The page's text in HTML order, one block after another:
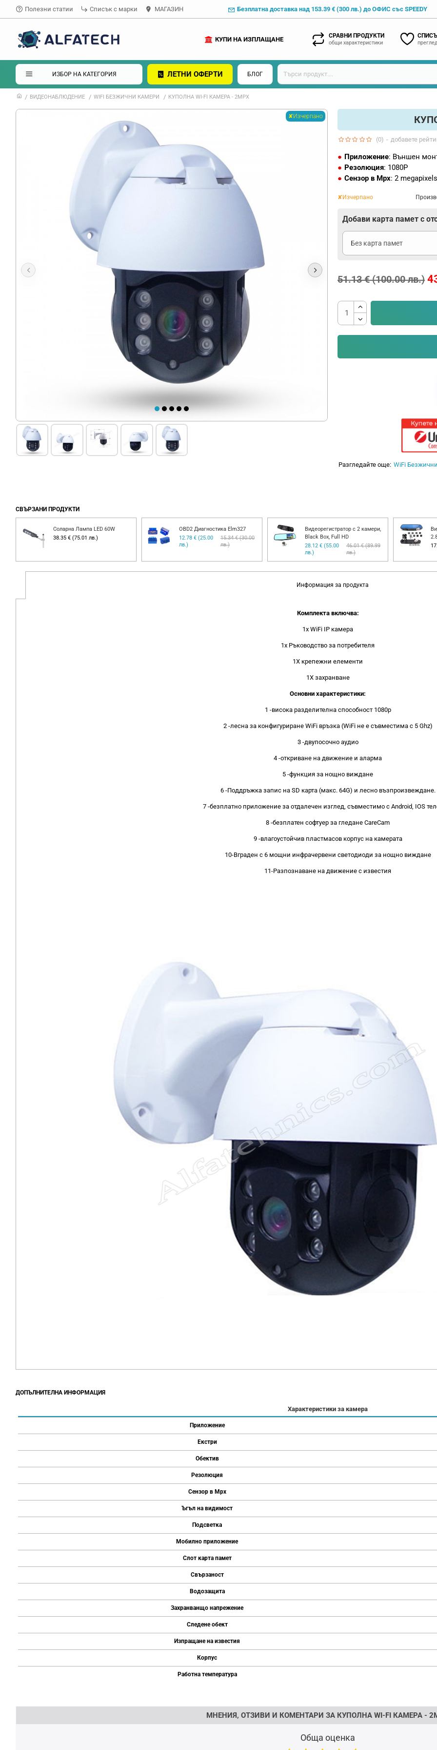
Полезни статии Списък с марки МАГАЗИН Безплатна доставка над 153.39 € (300 лв.) до ОФИС със SPEEDY
СРАВНИ ПРОДУКТИ
общи характеристики
КУПИ НА ИЗПЛАЩАНЕ
ИЗБОР НА КАТЕГОРИЯ ЛЕТНИ ОФЕРТИ БЛОГ
ВИДЕОНАБЛЮДЕНИЕ WIFI БЕЗЖИЧНИ КАМЕРИ КУПОЛНА WI-FI КАМЕРА - 2MPX
✘Изчерпано
Приложение: Външен
Резолюция: 1080P
Сензор в Mpx: 2 megapixels
✘Изчерпано
(0) - добавете
51.13 € (100.00 лв.)
Добави карта памет с
Разгледайте още: WiFi
СВЪРЗАНИ ПРОДУКТИ
Соларна Лампа LED 60W
38.35 € (75.01 лв.)
OBD2 Диагностика Elm327
12.78 € (25.00
лв.)
15.34 € (30.00
лв.)
Видеорегистратор с 2 камери,
Black Box, Full HD
28.12 € (55.00
лв.)
46.01 € (89.99
лв.)
Информация за продукта
Комплекта включва:
1x WiFi IP камера
1x Ръководство за потребителя
1Х крепежни елементи
1Х захранване
Основни характеристики:
1 -висока разделителна способност 1080p
2 -лесна за конфигуриране WiFi връзка (WiFi не е съвместима с 5 Ghz)
3 -двупосочно аудио
4 -откриване на движение и аларма
5 -функция за нощно виждане
6 -Поддръжка запис на SD карта (макс. 64G) и лесно възпроизвеждане.
7 -безплатно приложение за отдалечен изглед, съвместимо с Android, IOS
8 -безплатен софтуер за гледане CareCam
9 -влагоустойчив пластмасов корпус на камерата
10-Вграден с 6 мощни инфрачервени светодиоди за нощно виждане
11-Разпознаване на движение с известия
ДОПЪЛНИТЕЛНА ИНФОРМАЦИЯ
Характеристики за камера
Приложение
Екстри
Обектив
Резолюция
Сензор в Mpx
Ъгъл на видимост
Подсветка
Мобилно приложение
Слот карта памет
Свързаност
Водозащита
Захранванщо напрежение
Следене обект
Изпращане на известия
Корпус
Работна температура
МНЕНИЯ, ОТЗИВИ И КОМЕНТАРИ ЗА КУПОЛНА WI-FI КАМЕРА -
Обща оценка